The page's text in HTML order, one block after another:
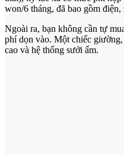
won/6 tháng, đã bao gồm điện,
Ngoài ra, bạn không cần tự
phí dọn vào. Một chiếc
cao và hệ thống sưởi ấm.